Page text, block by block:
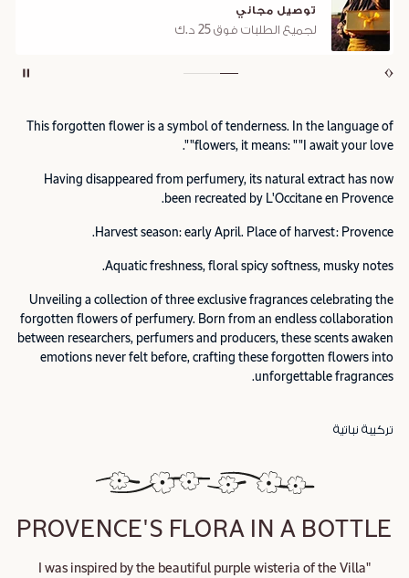
توصيل مجاني
لجميع الطلبات فوق 25 د.ك
This forgotten flower is a symbol of tenderness. In the language of
flowers, it means: ""I await your love"".
Having disappeared from perfumery, its natural extract has now
been recreated by L'Occitane en Provence.
Harvest season: early April. Place of harvest: Provence.
Aquatic freshness, floral spicy softness, musky notes.
Unveiling a collection of three exclusive fragrances celebrating the
forgotten flowers of perfumery. Born from an endless collaboration
between researchers, perfumers and producers, these scents awaken
emotions never felt before, crafting these forgotten flowers into
unforgettable fragrances.
تركيبة نباتية
PROVENCE'S FLORA IN A BOTTLE
"I was inspired by the beautiful purple wisteria of the Villa